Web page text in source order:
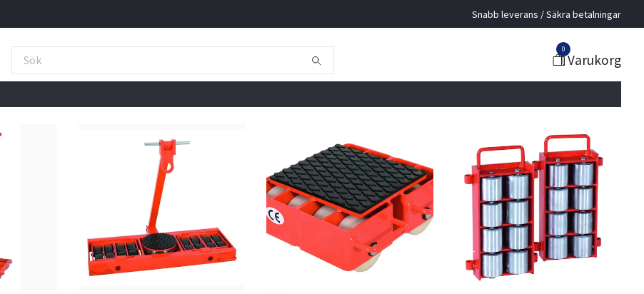
Snabb leverans / Säkra betalningar
0
Varukorg